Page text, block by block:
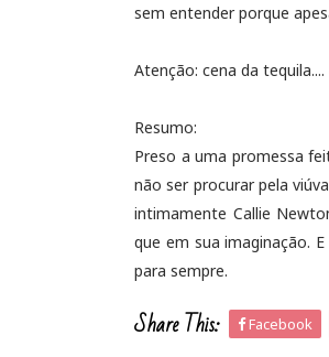
sem entender porque
Atenção: cena da
Resumo:
Preso a uma promessa
não ser procurar pela
intimamente Callie
que em sua imaginação.
para sempre.
Share This: Facebook